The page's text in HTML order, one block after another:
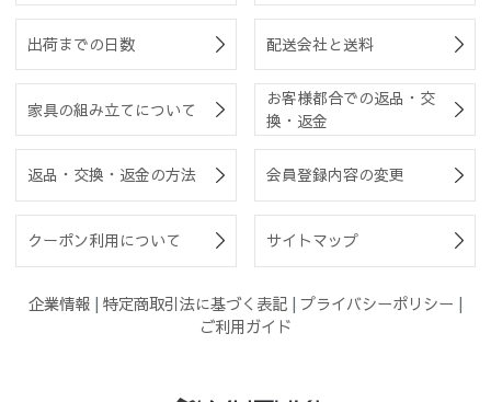
出荷までの日数 配送会社と送料
家具の組み立てについて
お客様都合での返品・交
換・返金
返品・交換・返金の方法 会員登録内容の変更
クーポン利用について サイトマップ
企業情報 | 特定商取引法に基づく表記 | プライバシーポリシー |
ご利用ガイド